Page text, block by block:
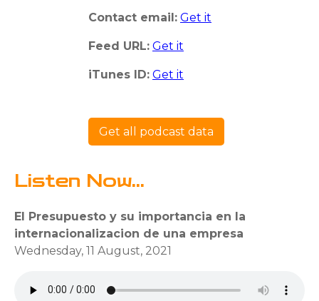
Contact email: Get it
Feed URL: Get it
iTunes ID: Get it
Get all podcast data
Listen Now...
El Presupuesto y su importancia en la
internacionalizacion de una empresa
Wednesday, 11 August, 2021